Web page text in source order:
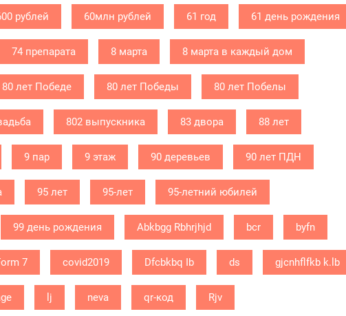
рублей 60млн рублей 61 год 61 день рождения
74 препарата 8 марта 8 марта в каждый дом
80 лет Победе 80 лет Победы 80 лет Побелы
802 выпускника 83 двора 88 лет
9 пар 9 этаж 90 деревьев 90 лет ПДН
95 лет 95-лет 95-летний юбилей
99 день рождения Abkbgg Rbhrjhjd bcr byfn
7 covid2019 Dfcbkbq Ib ds gjcnhflfkb k.lb
lj neva qr-код Rjv